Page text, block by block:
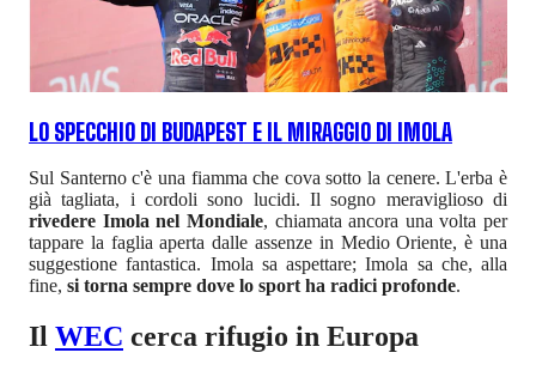
LO SPECCHIO DI BUDAPEST E IL MIRAGGIO DI IMOLA
Sul Santerno c'è una fiamma che cova sotto la cenere. L'erba è
già tagliata, i cordoli sono lucidi. Il sogno meraviglioso di
rivedere Imola nel Mondiale, chiamata ancora una volta per
tappare la faglia aperta dalle assenze in Medio Oriente, è una
suggestione fantastica. Imola sa aspettare; Imola sa che, alla
fine, si torna sempre dove lo sport ha radici profonde.
Il WEC cerca rifugio in Europa